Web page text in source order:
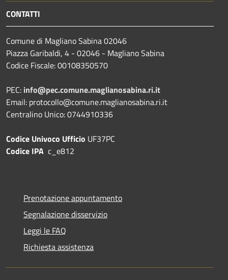
CONTATTI
Comune di Magliano Sabina 02046
Piazza Garibaldi, 4 - 02046 - Magliano Sabina
Codice Fiscale: 00108350570
PEC: info@pec.comune.maglianosabina.ri.it
Email: protocollo@comune.maglianosabina.ri.it
Centralino Unico: 0744910336
Codice Univoco Ufficio UF37PC
Codice IPA c_e812
Prenotazione appuntamento
Segnalazione disservizio
Leggi le FAQ
Richiesta assistenza